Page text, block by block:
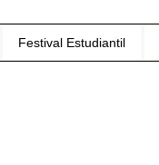
Festival Estudiantil